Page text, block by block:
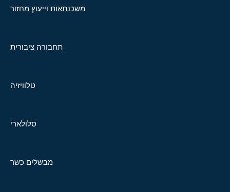
משכנתאות וייעוץ מחזור
תחבורה ציבורית
טלוויזיה
סלולארי
מבשלים כשר